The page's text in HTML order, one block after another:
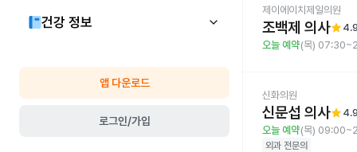
건강 정보
앱 다운로드
로그인/가입
제이에이치제일의원
조백제 의사star
오늘 예약(목)
신화의원
신문섭 의사star
오늘 예약(목)
외과 전문의